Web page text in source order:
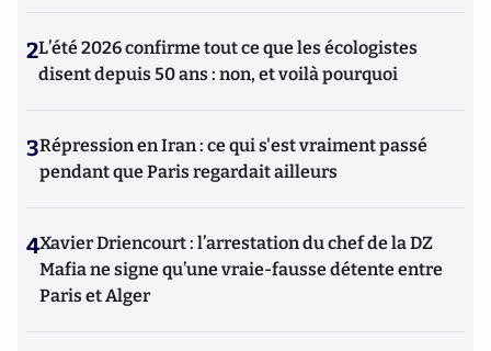
2L’été 2026 confirme tout ce que les écologistes
disent depuis 50 ans : non, et voilà pourquoi
3Répression en Iran : ce qui s'est vraiment passé
pendant que Paris regardait ailleurs
4Xavier Driencourt : l’arrestation du chef de la DZ
Mafia ne signe qu’une vraie-fausse détente entre
Paris et Alger